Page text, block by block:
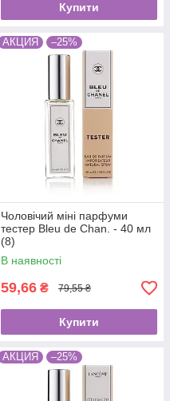
Купити
АКЦИЯ –25%
Чоловічий міні парфуми
тестер Bleu de Chan. - 40 мл
(8)
В наявності
59,66 ₴ 79,55 ₴
Купити
АКЦИЯ –25%